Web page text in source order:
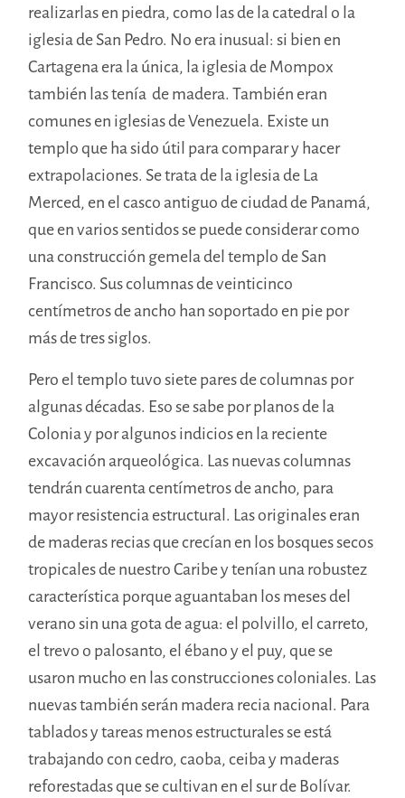
realizarlas en piedra, como las de la catedral o la
iglesia de San Pedro. No era inusual: si bien en
Cartagena era la única, la iglesia de Mompox
también las tenía de madera. También eran
comunes en iglesias de Venezuela. Existe un
templo que ha sido útil para comparar y hacer
extrapolaciones. Se trata de la iglesia de La
Merced, en el casco antiguo de ciudad de Panamá,
que en varios sentidos se puede considerar como
una construcción gemela del templo de San
Francisco. Sus columnas de veinticinco
centímetros de ancho han soportado en pie por
más de tres siglos.
Pero el templo tuvo siete pares de columnas por
algunas décadas. Eso se sabe por planos de la
Colonia y por algunos indicios en la reciente
excavación arqueológica. Las nuevas columnas
tendrán cuarenta centímetros de ancho, para
mayor resistencia estructural. Las originales eran
de maderas recias que crecían en los bosques secos
tropicales de nuestro Caribe y tenían una robustez
característica porque aguantaban los meses del
verano sin una gota de agua: el polvillo, el carreto,
el trevo o palosanto, el ébano y el puy, que se
usaron mucho en las construcciones coloniales. Las
nuevas también serán madera recia nacional. Para
tablados y tareas menos estructurales se está
trabajando con cedro, caoba, ceiba y maderas
reforestadas que se cultivan en el sur de Bolívar.